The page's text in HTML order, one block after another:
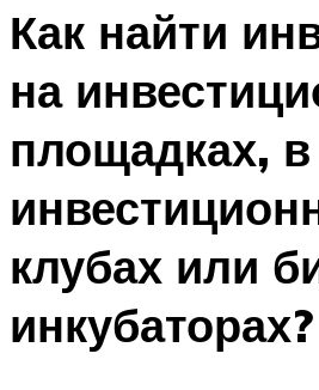
Как найти
на
площадках, в
клубах или
инкубаторах?